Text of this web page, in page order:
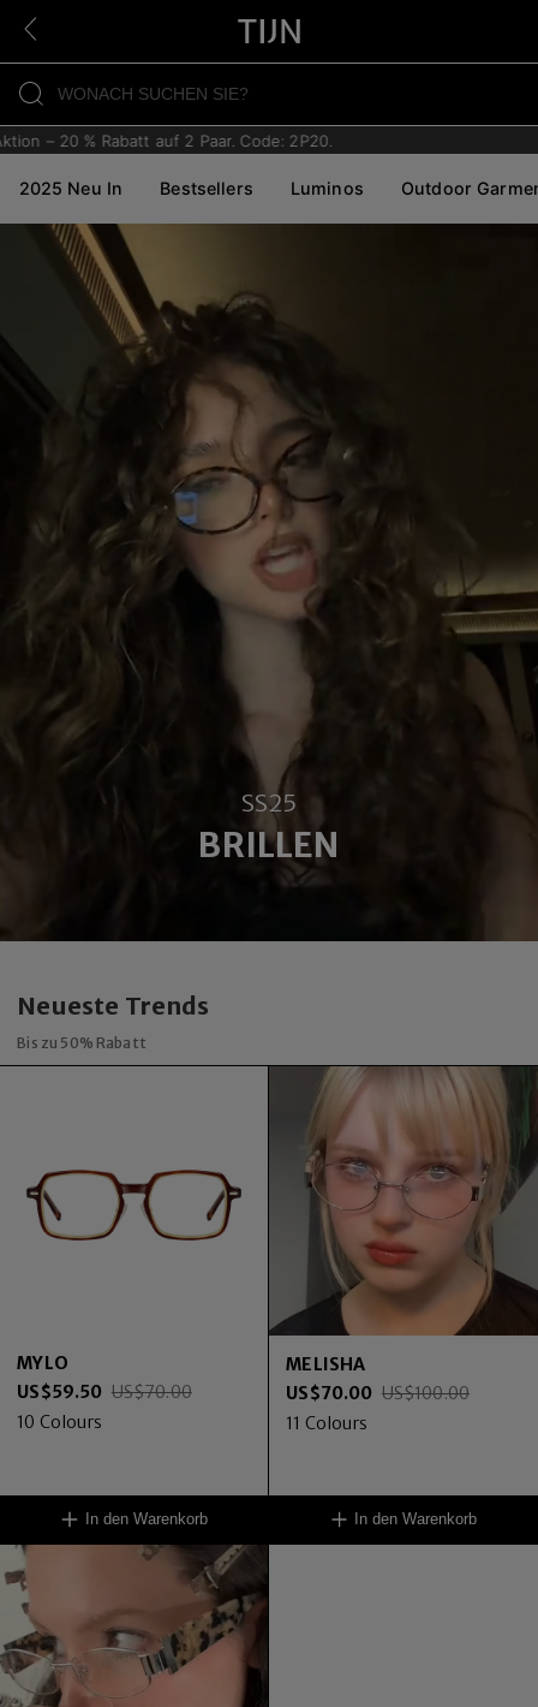
20 % Rabatt auf 2 Paar. Code: 2P20.
2025 Neu In Bestsellers Luminos Outdoor
SS25
BRILLEN
Neueste Trends
Bis zu 50% Rabatt
MYLO
US$59.50 US$70.00
10 Colours
In den Warenkorb
MELISHA
US$70.00 US$100.00
11 Colours
In den Warenkorb